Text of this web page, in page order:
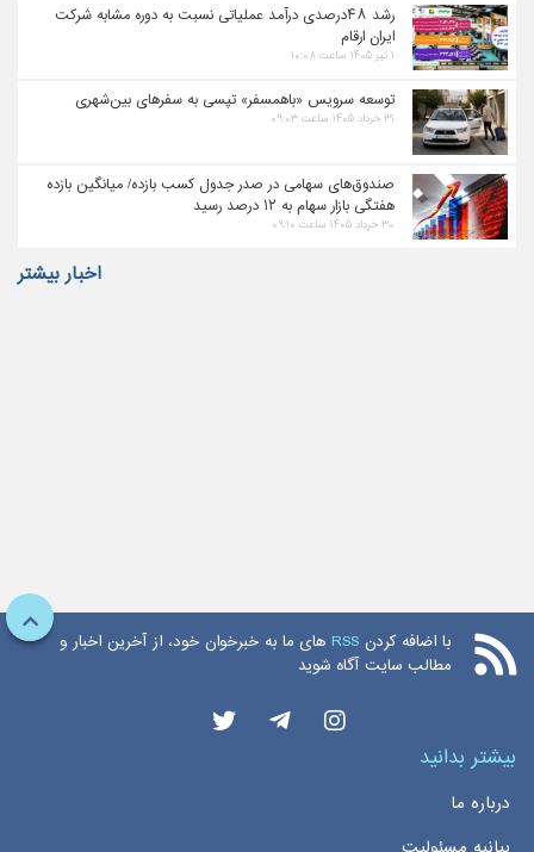
رشد ۴۸درصدی درآمد عملیاتی نسبت به دوره مشابه شرکت
ایران ارقام
۱ تیر ۱۴۰۵ ساعت ۱۰:۰۸
توسعه سرویس «باهمسفر» تپسی به سفرهای بین‌شهری
۳۱ خرداد ۱۴۰۵ ساعت ۰۹:۰۳
صندوق‌های سهامی در صدر جدول کسب بازده/ میانگین بازده
هفتگی بازار سهام به ۱۲ درصد رسید
۳۰ خرداد ۱۴۰۵ ساعت ۰۹:۱۰
اخبار بیشتر
با اضافه کردن RSS های ما به خبرخوان خود، از آخرین اخبار و
مطالب سایت آگاه شوید
بیشتر بدانید
درباره ما